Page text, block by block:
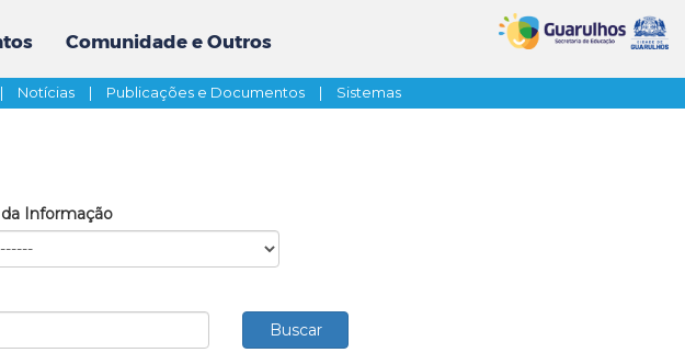
Comunidade e Outros
| Notícias | Publicações e Documentos | Sistemas
Informação